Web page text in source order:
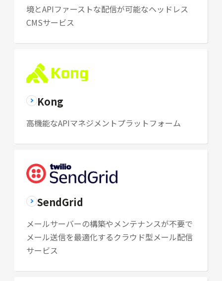
境とAPIファーストな配信が可能なヘッドレス
CMSサービス
Kong
高機能なAPIマネジメントプラットフォーム
SendGrid
メールサーバーの構築やメンテナンスが不要で
メール送信を最適化するクラウド型メール配信
サービス